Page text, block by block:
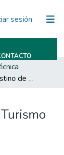
sesión (current)
Córdoba como destino de Turismo de Salud: Diagnóstico y Alternativas de Acción